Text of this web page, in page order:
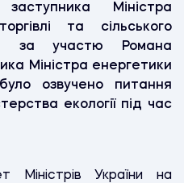
Міністра
та сільського
за участю Романа
Міністра енергетики
озвучено питання
екології під час
Міністрів України на